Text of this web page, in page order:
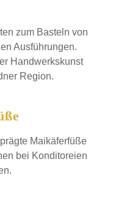
zum Basteln von
Ausführungen.
Handwerkskunst
Region.
Maikäferfüße
bei Konditoreien